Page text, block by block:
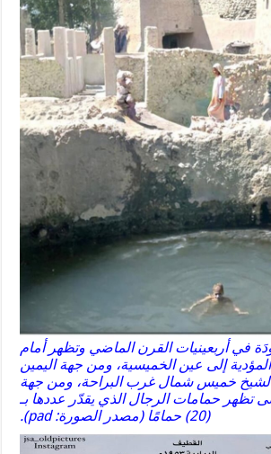
في أربعينيات القرن الماضي وتظهر أمام
إلى عين الخميسية، ومن جهة اليمين
خميس شمال غرب البراحة، ومن جهة
تظهر حمامات الرجال الذي يقدّر عددها بـ
(20) حمامًا (مصدر الصورة: pad).